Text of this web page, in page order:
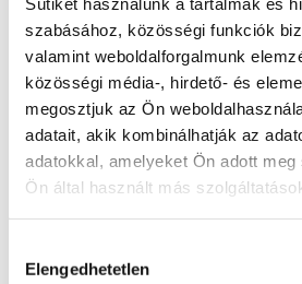
szabásához, közösségi funkciók
valamint weboldalforgalmunk
közösségi média-, hirdető- és
megosztjuk az Ön
adatait, akik kombinálhatják az
adatokkal, amelyeket Ön adott
Ön által használt más
kiválasztása
Elengedhetetlen
Méretek
Hossz: 232 cm
Szélesség: 135 cm
Csőátmérő: 35 cm
Paraméterek
Hajófenék területe: 0,88 m2